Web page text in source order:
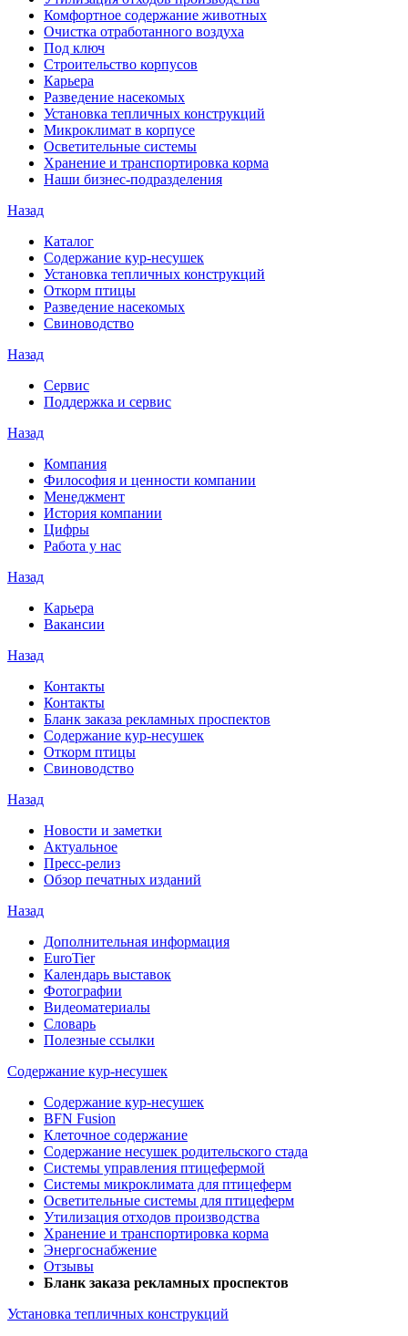
Комфортное содержание животных
Очистка отработанного воздуха
Под ключ
Строительство корпусов
Карьера
Разведение насекомых
Установка тепличных конструкций
Микроклимат в корпусе
Осветительные системы
Хранение и транспортировка корма
Наши бизнес-подразделения
Назад
Каталог
Содержание кур-несушек
Установка тепличных конструкций
Откорм птицы
Разведение насекомых
Свиноводство
Назад
Сервис
Поддержка и сервис
Назад
Компания
Философия и ценности компании
Менеджмент
История компании
Цифры
Работа у нас
Назад
Карьера
Вакансии
Назад
Контакты
Контакты
Бланк заказа рекламных проспектов
Содержание кур-несушек
Откорм птицы
Свиноводство
Назад
Новости и заметки
Актуальное
Пресс-релиз
Обзор печатных изданий
Назад
Дополнительная информация
EuroTier
Календарь выставок
Фотографии
Видеоматериалы
Словарь
Полезные ссылки
Содержание кур-несушек
Содержание кур-несушек
BFN Fusion
Клеточное содержание
Содержание несушек родительского стада
Системы управления птицефермой
Системы микроклимата для птицеферм
Осветительные системы для птицеферм
Утилизация отходов производства
Хранение и транспортировка корма
Энергоснабжение
Отзывы
Бланк заказа рекламных проспектов
Установка тепличных конструкций